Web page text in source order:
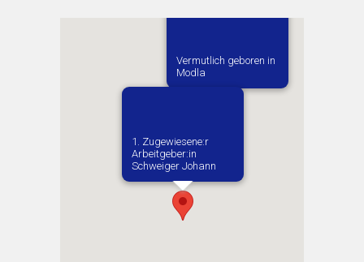
Vermutlich geboren in
Modla
1. Zugewiesene:r
Arbeitgeber:in​
Schweiger Johann